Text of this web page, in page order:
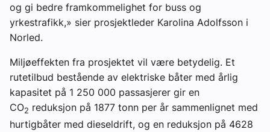
og gi bedre framkommelighet for buss og
yrkestrafikk,» sier prosjektleder Karolina Adolfsson i
Norled.
Miljøeffekten fra prosjektet vil være betydelig. Et
rutetilbud bestående av elektriske båter med årlig
kapasitet på 1 250 000 passasjerer gir en
CO2 reduksjon på 1877 tonn per år sammenlignet med
hurtigbåter med dieseldrift, og en reduksjon på 4628